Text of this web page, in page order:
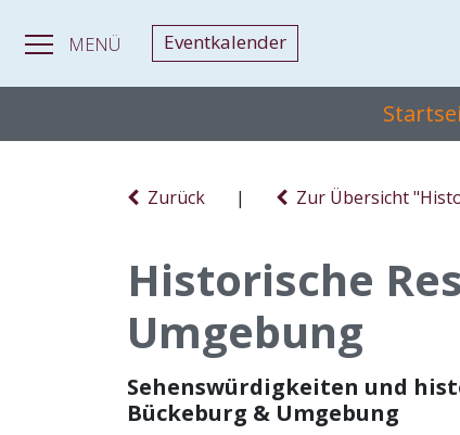
MENÜ Eventkalender
Zurück | Zur Übersicht
Historische
Umgebung
Sehenswürdigkeiten und
Bückeburg & Umgebung